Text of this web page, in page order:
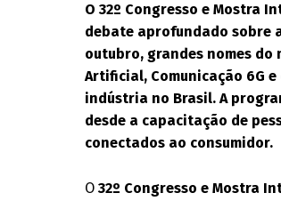
O 32º Congresso e Mostra
debate aprofundado sobre
outubro, grandes nomes
Artificial, Comunicação 6G
indústria no Brasil. A
desde a capacitação de
conectados ao consumidor.
O32º Congresso e Mostra